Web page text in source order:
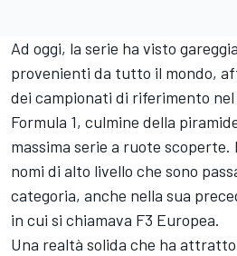
Ad oggi, la serie ha visto
provenienti da tutto il mondo,
dei campionati di riferimento
Formula 1, culmine della
massima serie a ruote
nomi di alto livello che sono
categoria, anche nella sua
in cui si chiamava F3 Europea.
Una realtà solida che ha